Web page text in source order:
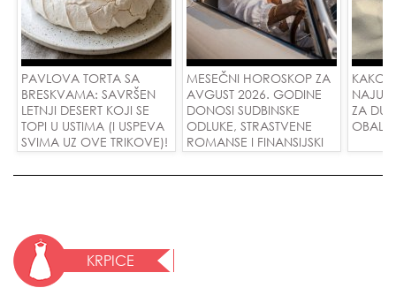
PAVLOVA TORTA SA
BRESKVAMA: SAVRŠEN
LETNJI DESERT KOJI SE
TOPI U USTIMA (I USPEVA
SVIMA UZ OVE TRIKOVE)!
MESEČNI HOROSKOP ZA
AVGUST 2026. GODINE
DONOSI SUDBINSKE
ODLUKE, STRASTVENE
ROMANSE I FINANSIJSKI
KAKO
ZA
KRPICE